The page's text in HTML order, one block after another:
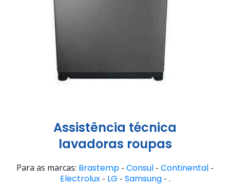
Assistência técnica
lavadoras roupas
Para as marcas: Brastemp - Consul - Continental -
Electrolux- LG - Samsung- .